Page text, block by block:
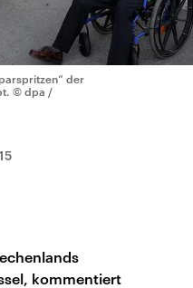
der
© dpa /
kommentiert